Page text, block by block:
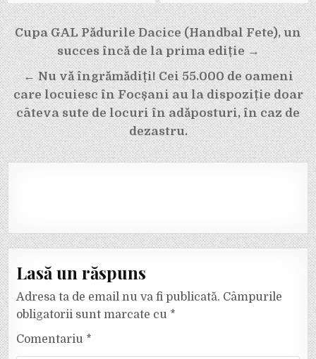
Navigare
în
articole
Cupa GAL Pădurile Dacice (Handbal Fete), un
succes încă de la prima ediție →
← Nu vă îngrămădiți! Cei 55.000 de oameni
care locuiesc în Focșani au la dispoziție doar
câteva sute de locuri în adăposturi, în caz de
dezastru.
Lasă un răspuns
Adresa ta de email nu va fi publicată. Câmpurile
obligatorii sunt marcate cu *
Comentariu *